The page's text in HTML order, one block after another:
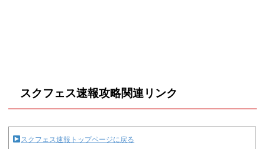
スクフェス速報攻略関連リンク
スクフェス速報トップページに戻る